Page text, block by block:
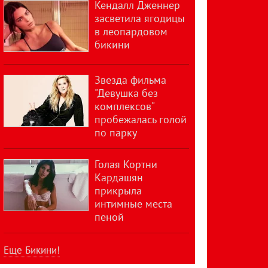
Кендалл Дженнер
засветила ягодицы
в леопардовом
бикини
Звезда фильма
"Девушка без
комплексов"
пробежалась голой
по парку
Голая Кортни
Кардашян
прикрыла
интимные места
пеной
Еще Бикини!